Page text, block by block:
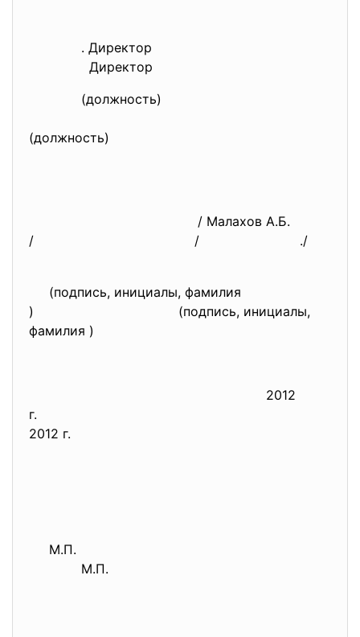
. Директор
Директор
(должность)
(должность)
/ Малахов А.Б.
/ / ./
(подпись, инициалы, фамилия
)
(подпись, инициалы,
фамилия )
2012
г.
2012 г.
М.П.
М.П.